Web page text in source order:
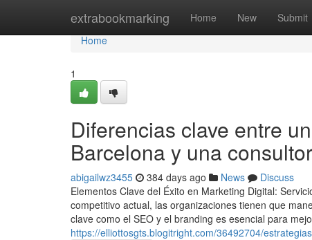
extrabookmarking Home New Submit
Home
Home
1
Diferencias clave entre
Barcelona y una
abigailwz3455 384 days ago News
Discuss
Elementos Clave del Éxito en Marketing Digital:
competitivo actual, las organizaciones tienen que
clave como el SEO y el branding es esencial para
https://elliottosgts.blogitright.com/36492704/